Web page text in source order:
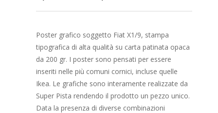
ratings
Poster grafico soggetto Fiat X1/9, stampa
tipografica di alta qualità su carta patinata opaca
da 200 gr. I poster sono pensati per essere
inseriti nelle più comuni cornici, incluse quelle
Ikea. Le grafiche sono interamente realizzate da
Super Pista rendendo il prodotto un pezzo unico.
Data la presenza di diverse combinazioni